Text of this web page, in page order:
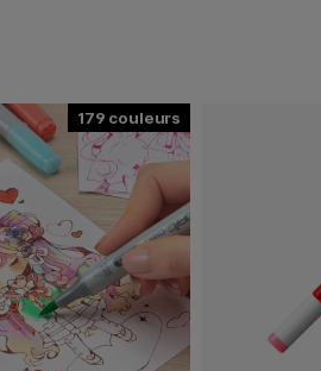
179